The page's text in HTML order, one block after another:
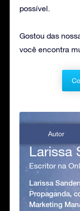
possível.
Gostou das
você encontra
Autor
Larissa
Escritor na
Larissa
Propaganda,
Marketing